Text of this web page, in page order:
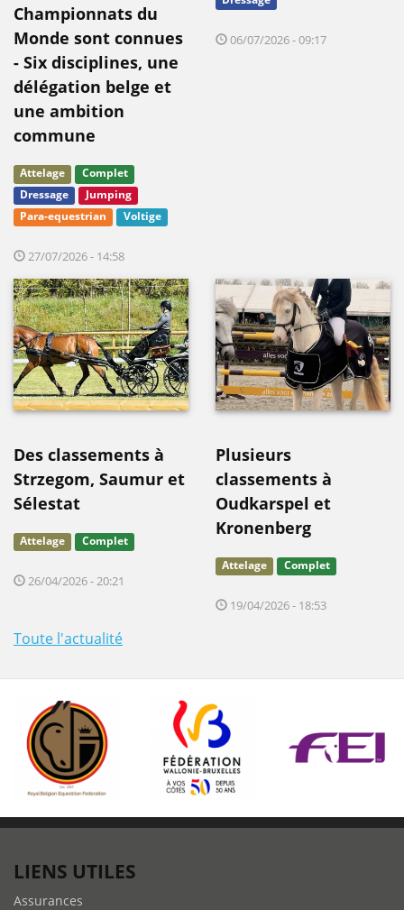
Championnats du
Monde sont connues
- Six disciplines, une
délégation belge et
une ambition
commune
Attelage
Complet
Dressage
Jumping
Para-equestrian
Voltige
27/07/2026 - 14:58
06/07/2026 - 09:17
Des classements à
Strzegom, Saumur et
Sélestat
Attelage Complet
26/04/2026 - 20:21
Plusieurs
classements à
Oudkarspel et
Kronenberg
Attelage Complet
19/04/2026 - 18:53
Toute l'actualité
LIENS UTILES
Assurances